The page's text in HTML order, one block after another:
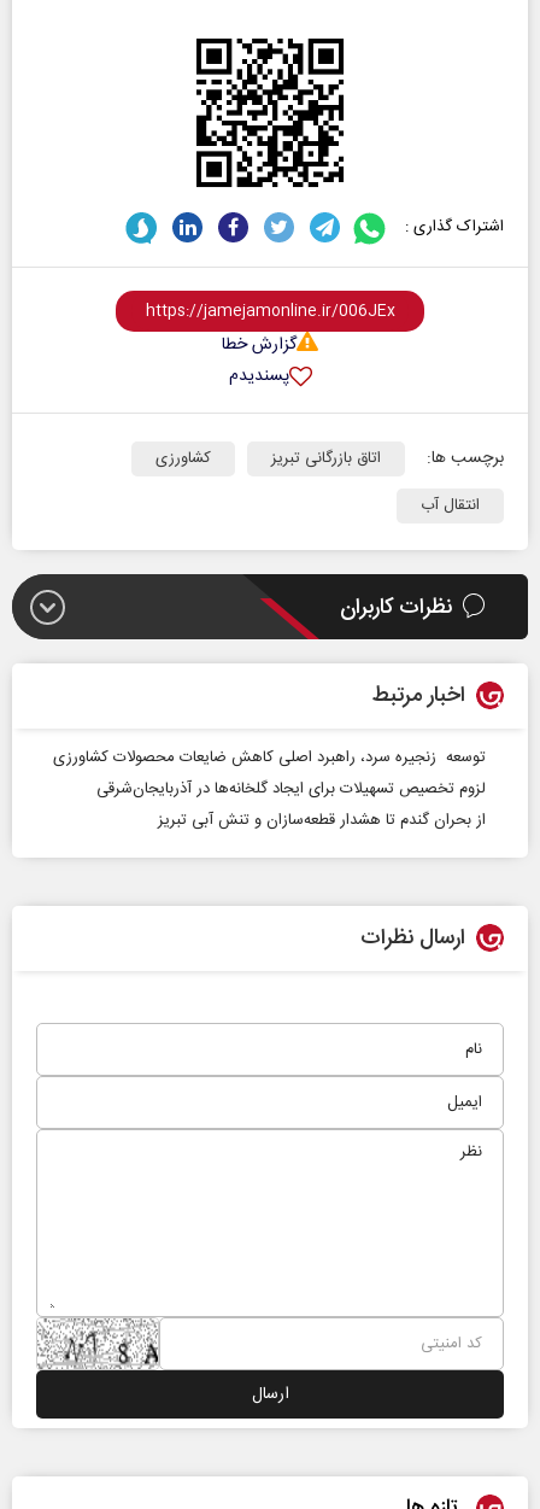
اشتراک گذاری :
گزارش خطا
پسندیدم
برچسب ها: اتاق بازرگانی تبریز
کشاورزی
انتقال آب
نظرات کاربران
اخبار مرتبط
توسعه‌ زنجیره سرد، راهبرد اصلی کاهش ضایعات محصولات کشاورزی
لزوم تخصیص تسهیلات برای ایجاد گلخانه‌ها در آذربایجان‌شرقی
​از بحران گندم تا هشدار قطعه‌سازان و تنش آبی تبریز
ارسال نظرات